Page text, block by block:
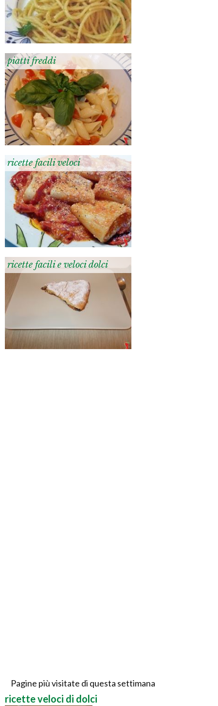
piatti freddi
ricette facili veloci
ricette facili e veloci dolci
Pagine più visitate di questa settimana
ricette veloci di dolci